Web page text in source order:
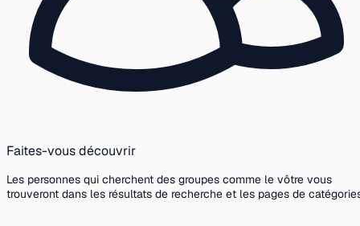
Faites-vous découvrir
Les personnes qui cherchent des groupes comme le vôtre vous
trouveront dans les résultats de recherche et les pages de